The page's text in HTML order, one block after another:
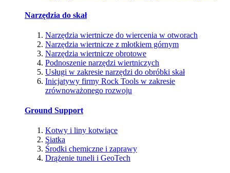
Narzędzia do skał
Narzędzia wiertnicze do wiercenia w otworach
Narzędzia wiertnicze z młotkiem górnym
Narzędzia wiertnicze obrotowe
Podnoszenie narzędzi wiertniczych
Usługi w zakresie narzędzi do obróbki skał
Inicjatywy firmy Rock Tools w zakresie
zrównoważonego rozwoju
Ground Support
Kotwy i liny kotwiące
Siatka
Środki chemiczne i zaprawy
Drążenie tuneli i GeoTech